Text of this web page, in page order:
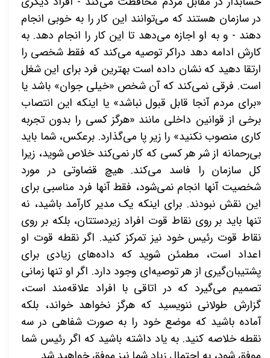
در سازمان هستند که می‌توانند این کار را به خوبی انجام
دهند - و به او اجازه می‌دهد تا این کار را انجام دهد. به
کارش ادامه دهد دراکر توصیه می‌کند که فقط شخصی را
ارتقا دهید که نشان داده است بهترین فرد برای این شغل
است. فرقی نمی‌کند که آن شخص «خیلی جوان» باشد یا
«برای مردم آنجا قابل قبول نباشد» یا اینکه این انتصاب
برخی از قوانین داخلی مانند «هرگز کسی را بدون تجربه
کاری منصوب نکنید» را زیر پا می‌گذارد. برعکس، شما باید
بی‌رحمانه از شر هر کسی که کار نمی‌کند خلاص شوید، زیرا
کل سازمان را فاسد می‌کند. هیچ قضاوتی در مورد
شخصیت آنها انجام نمی‌شود، فقط آنها فرد مناسبی برای
این نقش نبودند. برای اینکه یک مدیر کارآمد باشید، نه
تنها باید بر روی نقاط قوت افراد زیردستتان، بلکه بر روی
نقاط قوت رئیس خود نیز تمرکز کنید. اگر نقطه قوت او
اعداد است، مطمئن شوید که داده‌های زیادی برای
پشتیبان‌گیری از هر توصیه‌ای وجود دارد. اگر او تنها زمانی
تصمیم می‌گیرد که در اتاقی با افراد علاقه‌مند است،
گزارش طولانی ننویسید که هرگز نخواهد خواند، بلکه
آماده باشید که موضع خود را به صورت شفاهی در سه
نقطه خلاصه کنید. به یاد داشته باشید که اگر رئیس شما